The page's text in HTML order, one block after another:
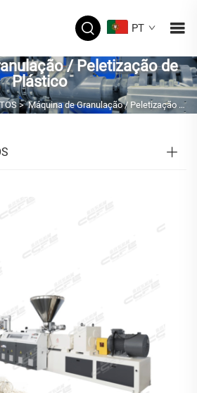
PT
/ Peletização de
Plástico
>Máquina de Granulação / Peletização de Plástico